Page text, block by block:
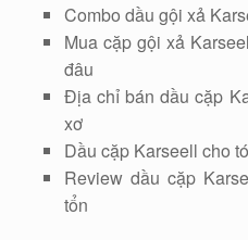
Combo dầu gội xả
Mua cặp gội xả
đâu
Địa chỉ bán dầu cặp
xơ
Dầu cặp Karseell cho
Review dầu cặp
tổn